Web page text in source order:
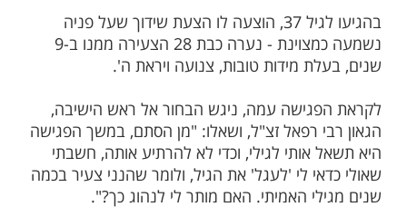
מאלף, אותו סיפר הגאון רבי רפאל
זצ"ל, מראשי ישיבת מיר: אחד מהתלמידים
מיר, לא זכה למצוא את זיווגו במשך שנים
רבות. הוא עבר את גיל ה-25 ,30, ואפילו את ה- 35
,אך עדיין לא מצא את השידוך המתאים. למותר
גדולים עברו עליו ועל הוריו בכל התקופה